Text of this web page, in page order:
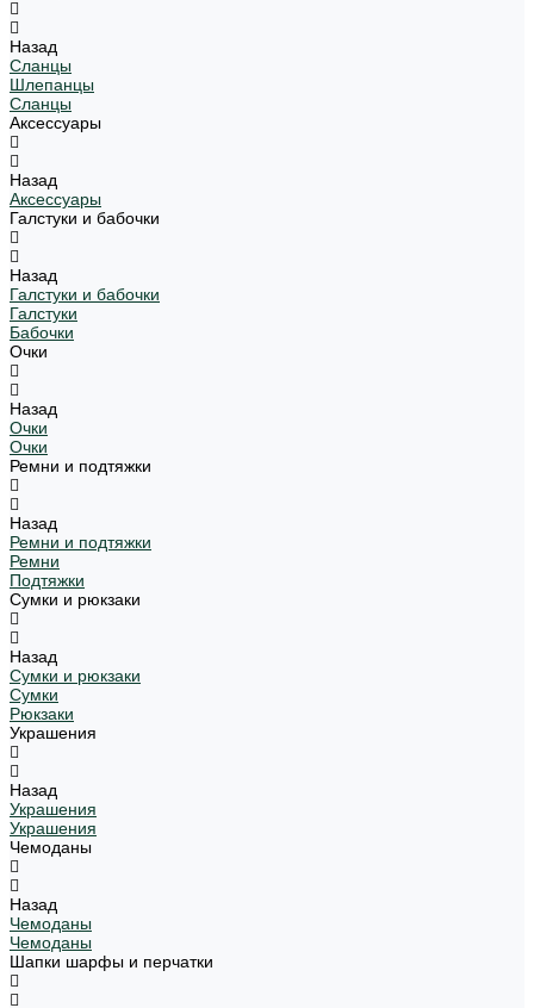
Назад
Сланцы
Шлепанцы
Сланцы
Аксессуары
Назад
Аксессуары
Галстуки и бабочки
Назад
Галстуки и бабочки
Галстуки
Бабочки
Очки
Назад
Очки
Очки
Ремни и подтяжки
Назад
Ремни и подтяжки
Ремни
Подтяжки
Сумки и рюкзаки
Назад
Сумки и рюкзаки
Сумки
Рюкзаки
Украшения
Назад
Украшения
Украшения
Чемоданы
Назад
Чемоданы
Чемоданы
Шапки шарфы и перчатки